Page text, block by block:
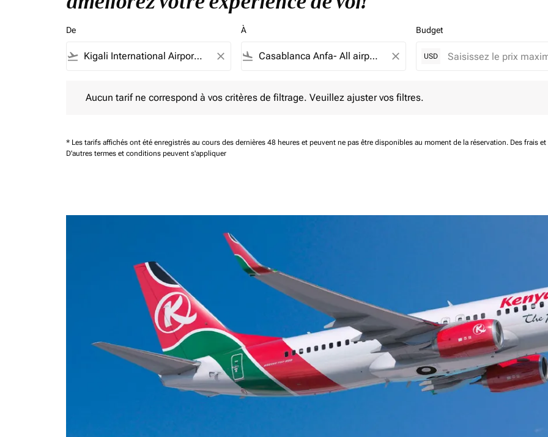
De
flight_takeoff close
À
flight_land close
Budget
USD
Aucun tarif ne correspond à vos critères de filtrage. Veuillez ajuster vos filtres.
* Les tarifs affichés ont été enregistrés au cours des dernières 48 heures et peuvent ne pas être disponibles au moment de la réservation. Des frais
D'autres termes et conditions peuvent s'appliquer